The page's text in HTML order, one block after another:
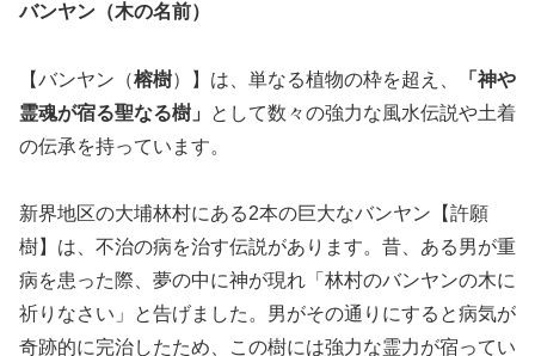
バンヤン（木の名前）
【バンヤン（榕樹）】は、単なる植物の枠を超え、
「神や
霊魂が宿る聖なる樹」
として数々の強力な風水伝説や土着
の伝承を持っています。
新界地区の大埔林村にある2本の巨大なバンヤン【許願
樹】は、不治の病を治す伝説があります。昔、ある男が重
病を患った際、夢の中に神が現れ「林村のバンヤンの木に
祈りなさい」と告げました。男がその通りにすると病気が
奇跡的に完治したため、この樹には強力な霊力が宿ってい